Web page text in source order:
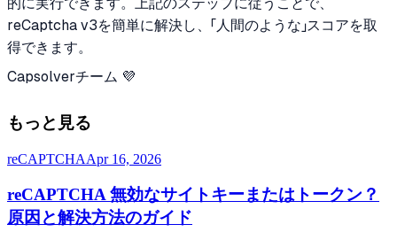
reCaptcha v3を簡単に解決し、「人間のような」スコアを取
得できます。
Capsolverチーム 💜
もっと見る
reCAPTCHAApr 16, 2026
reCAPTCHA 無効なサイトキーまたはトークン？
原因と解決方法のガイド